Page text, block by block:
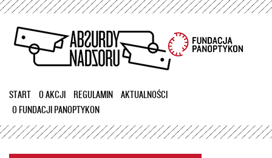
Przejdź
treści
START O AKCJI REGULAMIN
AKTUALNOŚCI
O FUNDACJI PANOPTYKON